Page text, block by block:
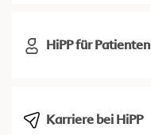
HiPP für Patienten
Karriere bei HiPP